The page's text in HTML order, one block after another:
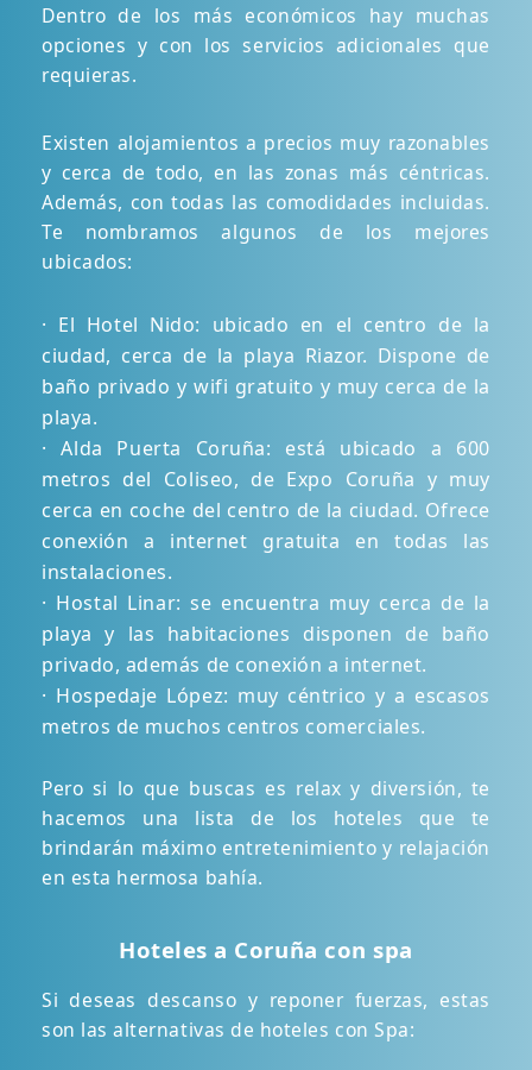
Dentro de los más económicos hay muchas
opciones y con los servicios adicionales que
requieras.
Existen alojamientos a precios muy razonables
y cerca de todo, en las zonas más céntricas.
Además, con todas las comodidades incluidas.
Te nombramos algunos de los mejores
ubicados:
· El Hotel Nido: ubicado en el centro de la
ciudad, cerca de la playa Riazor. Dispone de
baño privado y wifi gratuito y muy cerca de la
playa.
· Alda Puerta Coruña: está ubicado a 600
metros del Coliseo, de Expo Coruña y muy
cerca en coche del centro de la ciudad. Ofrece
conexión a internet gratuita en todas las
instalaciones.
· Hostal Linar: se encuentra muy cerca de la
playa y las habitaciones disponen de baño
privado, además de conexión a internet.
· Hospedaje López: muy céntrico y a escasos
metros de muchos centros comerciales.
Pero si lo que buscas es relax y diversión, te
hacemos una lista de los hoteles que te
brindarán máximo entretenimiento y relajación
en esta hermosa bahía.
Hoteles a Coruña con spa
Si deseas descanso y reponer fuerzas, estas
son las alternativas de hoteles con Spa: